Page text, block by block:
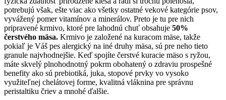
potrebujú však, ešte viac ako všetky ostatné vekové kategórie psov,
vyvážený pomer vitamínov a minerálov. Preto je tu pre nich
pripravené krmivo, ktoré pre lahodnú chuť obsahuje 50%
čerstvého mäsa. Krmivo je založené na kuracom mäse, takže
pokiaľ je Váš pes alergický na iné druhy mäsa, sú pre neho tieto
granule najvhodnejšie. Keď spojíte čerstvé kuracie mäso s ryžou,
máte skvelý plnohodnotný pokrm obohatený o zdraviu prospešné
benefity ako sú prebiotiká, juka, stopové prvky vo vysoko
využiteľnej chelátovej forme, kvalitná vláknina pre správnu
peristaltiku čriev a mnohé ďalšie.